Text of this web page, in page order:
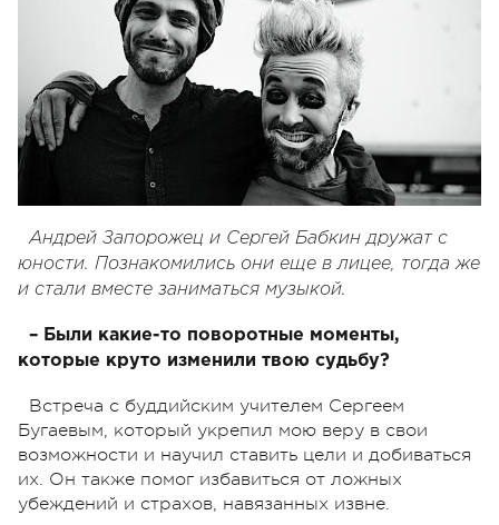
Андрей Запорожец и Сергей Бабкин дружат с
юности. Познакомились они еще в лицее, тогда же
и стали вместе заниматься музыкой.
– Были какие-то поворотные моменты,
которые круто изменили твою судьбу?
Встреча с буддийским учителем Сергеем
Бугаевым, который укрепил мою веру в свои
возможности и научил ставить цели и добиваться
их. Он также помог избавиться от ложных
убеждений и страхов, навязанных извне.